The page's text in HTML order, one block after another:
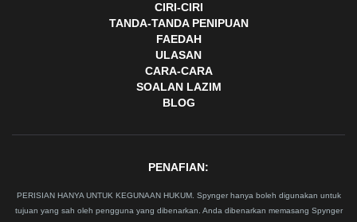
CIRI-CIRI
TANDA-TANDA PENIPUAN
FAEDAH
ULASAN
CARA-CARA
SOALAN LAZIM
BLOG
PENAFIAN:
PERISIAN HANYA UNTUK KEGUNAAN HUKUM. Spynger hanya boleh digunakan untuk
tujuan yang sah oleh pengguna yang dibenarkan. Anda dibenarkan memasang Spynger